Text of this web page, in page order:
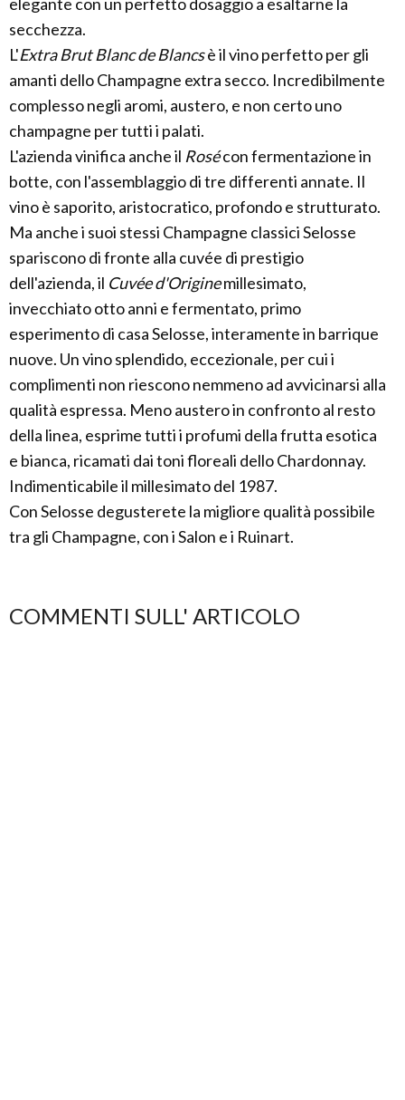
secchezza.
L'Extra Brut Blanc de Blancsè il vino perfetto per gli
amanti dello Champagne extra secco. Incredibilmente
complesso negli aromi, austero, e non certo uno
champagne per tutti i palati.
L'azienda vinifica anche il Rosécon fermentazione in
botte, con l'assemblaggio di tre differenti annate. Il
vino è saporito, aristocratico, profondo e strutturato.
Ma anche i suoi stessi Champagne classici Selosse
spariscono di fronte alla cuvée di prestigio
dell'azienda, il Cuvée d'Originemillesimato,
invecchiato otto anni e fermentato, primo
esperimento di casa Selosse, interamente in barrique
nuove. Un vino splendido, eccezionale, per cui i
complimenti non riescono nemmeno ad avvicinarsi alla
qualità espressa. Meno austero in confronto al resto
della linea, esprime tutti i profumi della frutta esotica
e bianca, ricamati dai toni floreali dello Chardonnay.
Indimenticabile il millesimato del 1987.
Con Selosse degusterete la migliore qualità possibile
tra gli Champagne, con i Salon e i Ruinart.
COMMENTI SULL' ARTICOLO